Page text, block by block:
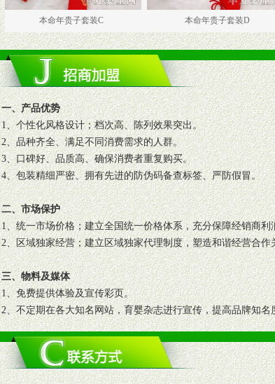
本命年贵子套装C 本命年贵子套装D
一、产品优势
1、个性化风格设计；档次高、陈列效果突出。
2、品种齐全、满足不同消费需求的人群。
3、口碑好、品质高、确保消费者重复购买。
4、包装精细严密、拥有先进的防伪码备查标签、严防假冒。
二、市场保护
1、统一市场价格；建立全国统一价格体系，充分保障经销商利
2、区域独家经营；建立区域独家代理制度，塑造和谐经营合作
三、物料及媒体
1、免费提供体验及宣传彩页。
2、不定期在各大知名网站，育婴杂志进行宣传，提高品牌知名
3、根据地方实际情况提供销售喷绘画、促销架等销售道具。
四、市场操作及支持
1、根据区域市场协助制定具体营销策略。